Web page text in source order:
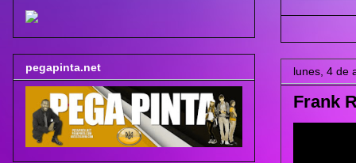
lunes, 4 de
Frank
pegapinta.net